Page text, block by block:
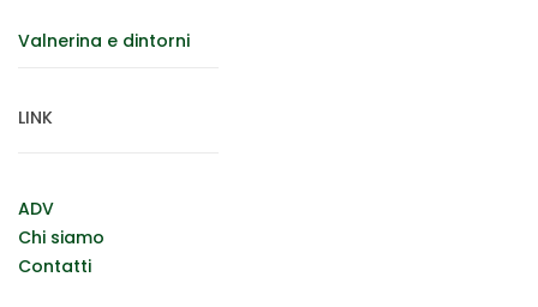
Valnerina e dintorni
LINK
ADV
Chi siamo
Contatti